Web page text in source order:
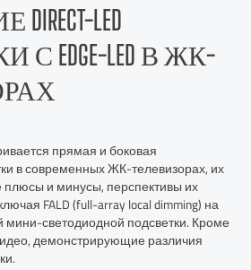
LED
EDGE-LED В ЖК-
прямая и боковая
в современных ЖК-телевизорах, их
плюсы и минусы, перспективы их
FALD (full-array local dimming) на
светодиодной подсветки. Кроме
демонстрирующие различия